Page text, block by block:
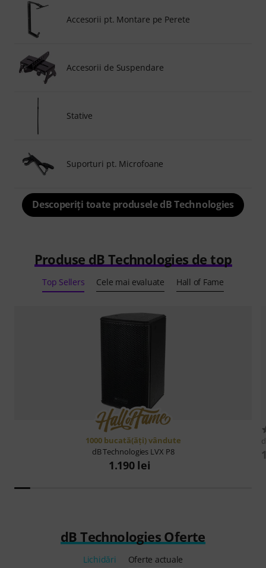
Accesorii pt. Montare pe Perete
Accesorii de Suspendare
Stative
Suporturi pt. Microfoane
Descoperiți toate produsele dB Technologies
Produse dB Technologies de top
Top Sellers Cele mai evaluate Hall of Fame
1000 bucată(ăţi) vândute
dB Technologies LVX P8
1.190 lei
dB Technologies Oferte
Lichidări Oferte actuale